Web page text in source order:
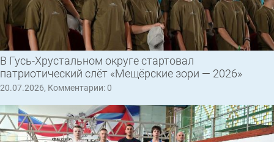
В Гусь-Хрустальном округе стартовал
патриотический слёт «Мещёрские зори — 2026»
20.07.2026, Комментарии: 0